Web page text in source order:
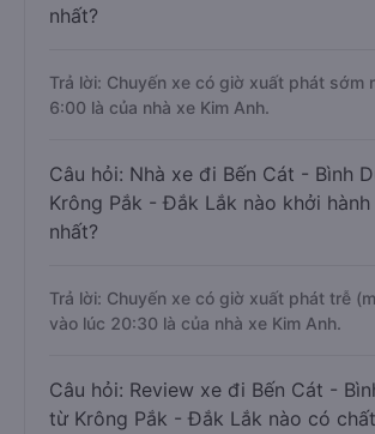
nhất?
Trả lời: Chuyến xe có giờ xuất phát sớm
6:00 là của nhà xe Kim Anh.
Câu hỏi: Nhà xe đi Bến Cát - Bình
Krông Pắk - Đắk Lắk nào khởi
nhất?
Trả lời: Chuyến xe có giờ xuất phát trễ
vào lúc 20:30 là của nhà xe Kim Anh.
Câu hỏi: Review xe đi Bến Cát -
từ Krông Pắk - Đắk Lắk nào có